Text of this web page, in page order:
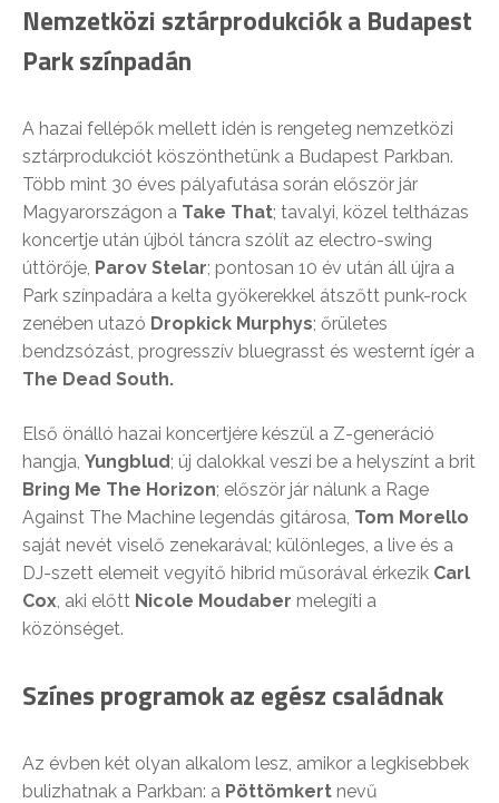
Nemzetközi sztárprodukciók a Budapest
Park színpadán
A hazai fellépők mellett idén is rengeteg nemzetközi
sztárprodukciót köszönthetünk a Budapest Parkban.
Több mint 30 éves pályafutása során először jár
Magyarországon a Take That; tavalyi, közel teltházas
koncertje után újból táncra szólít az electro-swing
úttörője, Parov Stelar; pontosan 10 év után áll újra a
Park színpadára a kelta gyökerekkel átszőtt punk-rock
zenében utazó Dropkick Murphys; őrületes
bendzsózást, progresszív bluegrasst és westernt ígér a
The Dead South.
Első önálló hazai koncertjére készül a Z-generáció
hangja, Yungblud; új dalokkal veszi be a helyszínt a brit
Bring Me The Horizon; először jár nálunk a Rage
Against The Machine legendás gitárosa, Tom Morello
saját nevét viselő zenekarával; különleges, a live és a
DJ-szett elemeit vegyítő hibrid műsorával érkezik Carl
Cox, aki előtt Nicole Moudaber melegíti a
közönséget.
Színes programok az egész családnak
Az évben két olyan alkalom lesz, amikor a legkisebbek
bulizhatnak a Parkban: a Pöttömkert nevű